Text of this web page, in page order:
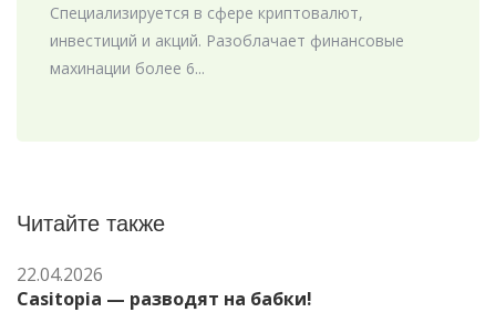
Специализируется в сфере криптовалют,
инвестиций и акций. Разоблачает финансовые
махинации более 6...
Читайте также
22.04.2026
Casitopia — разводят на бабки!